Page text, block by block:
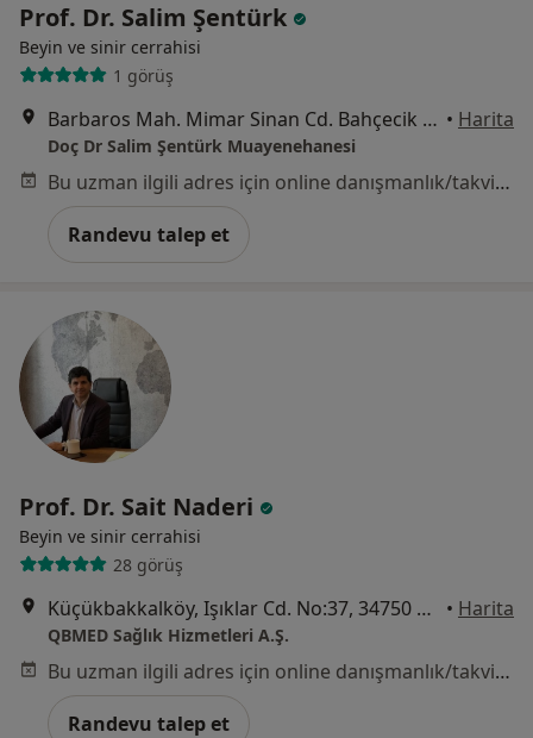
Prof. Dr. Salim Şentürk
Beyin ve sinir cerrahisi
1 görüş
Barbaros Mah. Mimar Sinan Cd. Bahçecik Sk. No:1/1, İstanbul • Harita
Doç Dr Salim Şentürk Muayenehanesi
Bu uzman ilgili adres için online danışmanlık/takvim sunmuyor.
Randevu talep et
Prof. Dr. Sait Naderi
Beyin ve sinir cerrahisi
28 görüş
Küçükbakkalköy, Işıklar Cd. No:37, 34750 Ataşehir/İstanbul, İstanbul • Harita
QBMED Sağlık Hizmetleri A.Ş.
Bu uzman ilgili adres için online danışmanlık/takvim sunmuyor.
Randevu talep et